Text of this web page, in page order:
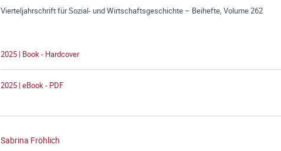
Vierteljahrschrift für Sozial- und Wirtschaftsgeschichte – Beihefte, Volume 262
2025 | Book - Hardcover
2025 | eBook - PDF
Sabrina Fröhlich